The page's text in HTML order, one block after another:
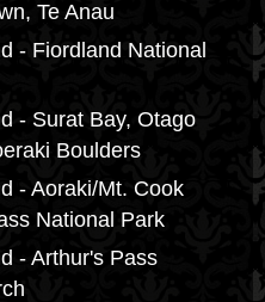
Te Anau
- Fiordland National
- Surat Bay, Otago
Boulders
- Aoraki/Mt. Cook
National Park
- Arthur's Pass